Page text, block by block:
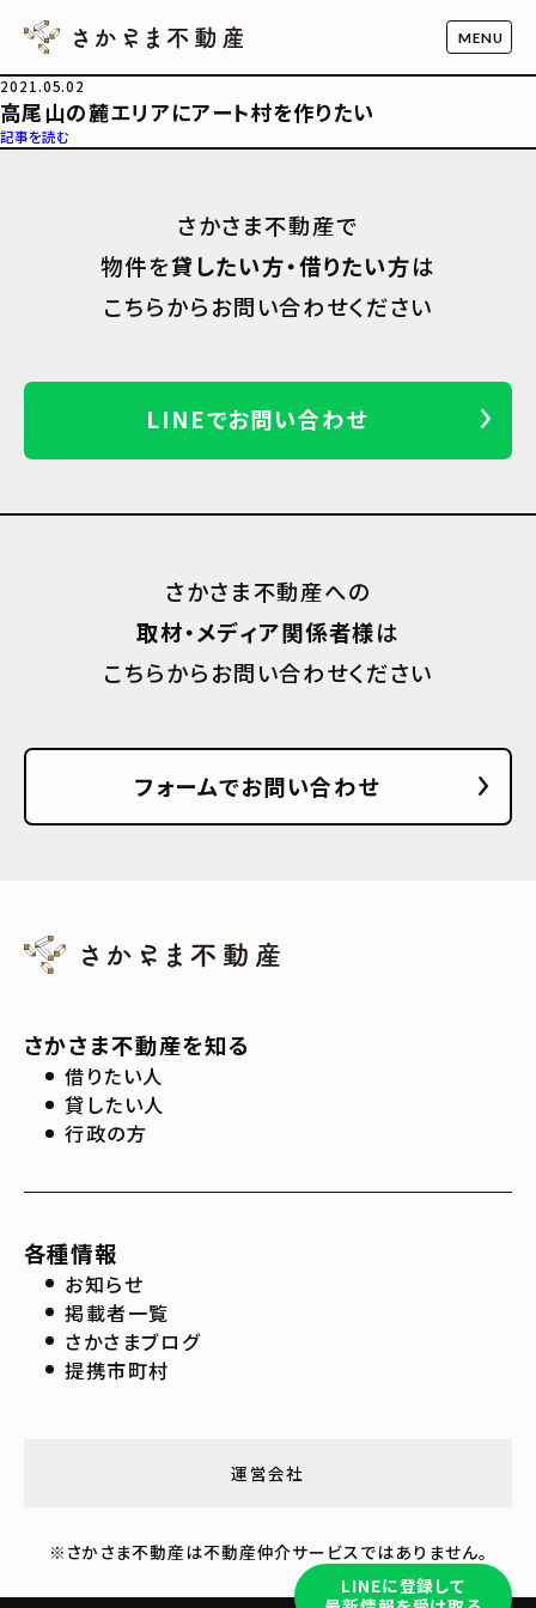
2021.05.02
高尾山の麓エリアにアート村を作りたい
記事を読む
LINEに登録して
さかさま不動産で
物件を貸したい方・借りたい方は
こちらからお問い合わせください
LINEでお問い合わせ
さかさま不動産への
取材・メディア関係者様は
こちらからお問い合わせください
フォームでお問い合わせ
さかさま不動産を知る
借りたい人
貸したい人
行政の方
各種情報
お知らせ
掲載者一覧
さかさまブログ
提携市町村
運営会社
※さかさま不動産は不動産仲介サービスではありません。